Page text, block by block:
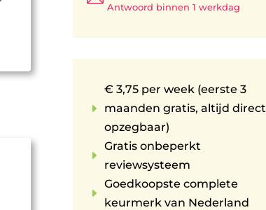
Antwoord binnen 1 werkdag
E
€ 3,75 per week (eerste 3
maanden gratis, altijd direct
opzegbaar)
E
Gratis onbeperkt
reviewsysteem
E
Goedkoopste complete
keurmerk van Nederland